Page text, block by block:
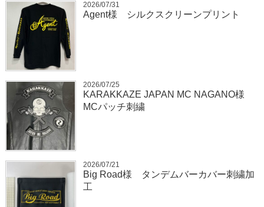
2026/07/31
Agent様 シルクスクリーンプリント
2026/07/25
KARAKKAZE JAPAN MC NAGANO様
MCパッチ刺繍
2026/07/21
Big Road様 タンデムバーカバー刺繍加
工